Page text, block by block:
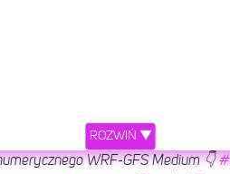
ROZWIŃ ▼
WRF-GFS Medium 👇